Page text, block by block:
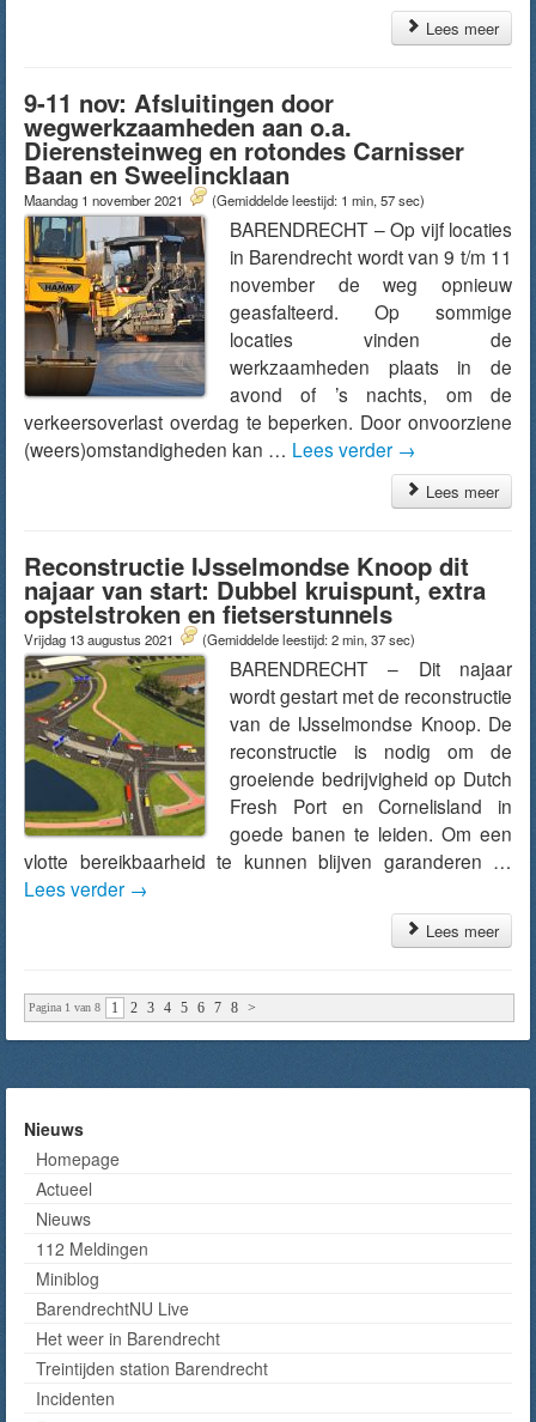
Lees meer
9-11 nov: Afsluitingen door
wegwerkzaamheden aan o.a.
Dierensteinweg en rotondes Carnisser
Baan en Sweelincklaan
Maandag 1 november 2021 (Gemiddelde leestijd: 1 min, 57 sec)
BARENDRECHT – Op vijf locaties
in Barendrecht wordt van 9 t/m 11
november de weg opnieuw
geasfalteerd. Op sommige
locaties vinden de
werkzaamheden plaats in de
avond of ’s nachts, om de
verkeersoverlast overdag te beperken. Door onvoorziene
(weers)omstandigheden kan … Lees verder →
Lees meer
Reconstructie IJsselmondse Knoop dit
najaar van start: Dubbel kruispunt, extra
opstelstroken en fietserstunnels
Vrijdag 13 augustus 2021 (Gemiddelde leestijd: 2 min, 37 sec)
BARENDRECHT – Dit najaar
wordt gestart met de reconstructie
van de IJsselmondse Knoop. De
reconstructie is nodig om de
groeiende bedrijvigheid op Dutch
Fresh Port en Cornelisland in
goede banen te leiden. Om een
vlotte bereikbaarheid te kunnen blijven garanderen …
Lees verder →
Lees meer
Pagina 1 van 8 1 2 3 4 5 6 7 8 >
Nieuws
Homepage
Actueel
Nieuws
112 Meldingen
Miniblog
BarendrechtNU Live
Het weer in Barendrecht
Treintijden station Barendrecht
Incidenten